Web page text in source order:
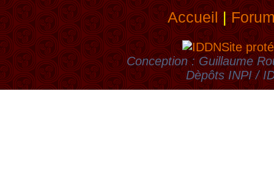
Accueil|
Site
Conception : Guillaume
Dèpôts INPI /